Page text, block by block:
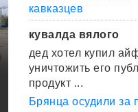
кавказцев
кувалда вялого
дед хотел купил
уничтожить его
продукт ...
Брянца осудили за